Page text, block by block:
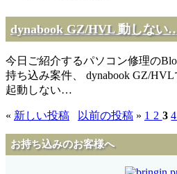
dynabook GZ/HVL 動しない
今日ご紹介するパソコン修理の
持ち込み案件、 dynabook GZ/
起動しない…
« 新しい投稿 以前の投稿 » 1 2 34
お持ち込みのお客様へ